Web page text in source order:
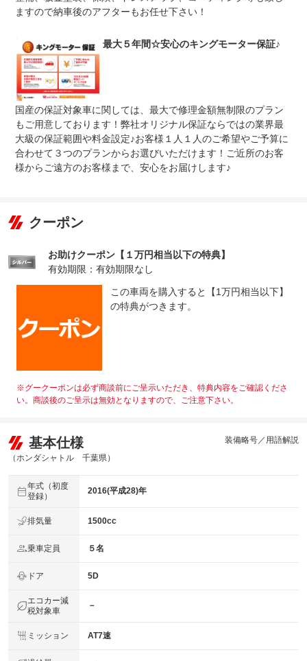
法定整備 整備無 車両状態については販売店にご確認ください
について
ますので納車後のアフターもお任せ下さい！
最大５年間☆安心のキングモーター保証♪
国産の保証対象車に関しては、最大で修理金額無制限のプラン
もご用意しております！弊社オリジナル保証ならではの業界最
大級の保証範囲や料金設定♪お客様１人１人のご希望やご予算に
合わせて３つのプランからお選びいただけます！ご近所のお客
様からご遠方のお客様まで、安心をお届けします♪
クーポン
お助けクーポン【１万円相当以下の特典】
有効期限：有効期限なし
この車両を購入すると【1万円相当以下】
の特典がつきます。
※グークーポンは必ず商談前にご呈示いただき、特典内容をご確認くださ
い。商談後のご呈示は無効となりますので、ご注意下さい。
基本仕様
（ホンダシャトル 千葉県）
装備略号／用語解説
年式（初度
登録）
2016(平成28)年
排気量 1500cc
乗車定員 ５名
ドア 5D
エコカー減
税対象車
－
ミッション AT7速